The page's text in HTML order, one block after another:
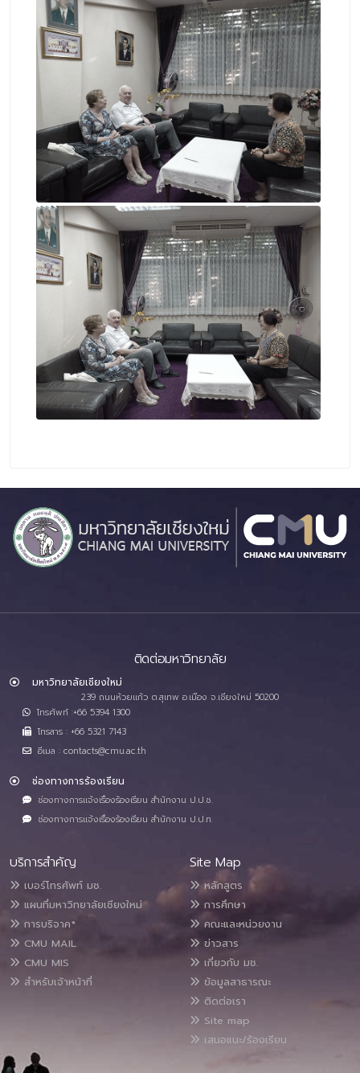
ติดต่อมหาวิทยาลัย
มหาวิทยาลัยเชียงใหม่
239 ถนนห้วยแก้ว ต.สุเทพ อ.เมือง จ.เชียงใหม่ 50200
โทรศัพท์ :+66 5394 1300
โทรสาร : +66 5321 7143
อีเมล : contacts@cmu.ac.th
ช่องทางการร้องเรียน
ช่องทางการแจ้งเรื่องร้องเรียน สำนักงาน ป.ป.ช.
ช่องทางการแจ้งเรื่องร้องเรียน สำนักงาน ป.ป.ท.
บริการสำคัญ
เบอร์โทรศัพท์ มช.
แผนที่มหาวิทยาลัยเชียงใหม่
การบริจาค*
CMU MAIL
CMU MIS
สำหรับเจ้าหน้าที่
Site Map
หลักสูตร
การศึกษา
คณะและหน่วยงาน
ข่าวสาร
เกี่ยวกับ มช.
ข้อมูลสาธารณะ
ติดต่อเรา
Site map
เสนอแนะ/ร้องเรียน